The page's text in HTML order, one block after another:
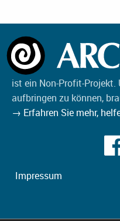
ist ein Non-Profit-Projekt.
aufbringen zu können,
→ Erfahren Sie mehr,
Impressum